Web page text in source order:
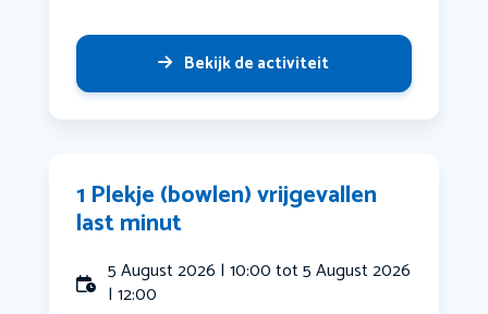
Bekijk de activiteit
1 Plekje (bowlen) vrijgevallen
last minut
5 August 2026 | 10:00 tot 5 August 2026
| 12:00